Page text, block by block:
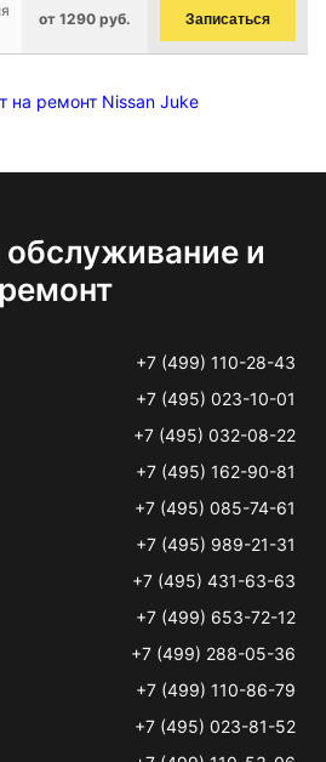
от 1290 руб. Записаться
на ремонт Nissan Juke
обслуживание и
ремонт
+7 (499) 110-28-43
+7 (495) 023-10-01
+7 (495) 032-08-22
+7 (495) 162-90-81
+7 (495) 085-74-61
+7 (495) 989-21-31
+7 (495) 431-63-63
+7 (499) 653-72-12
+7 (499) 288-05-36
+7 (499) 110-86-79
+7 (495) 023-81-52